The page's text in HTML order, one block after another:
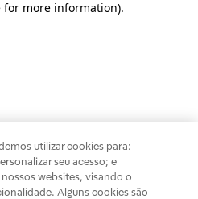
for more information).
utilizar cookies para:
seu acesso; e
websites, visando o
Alguns cookies são